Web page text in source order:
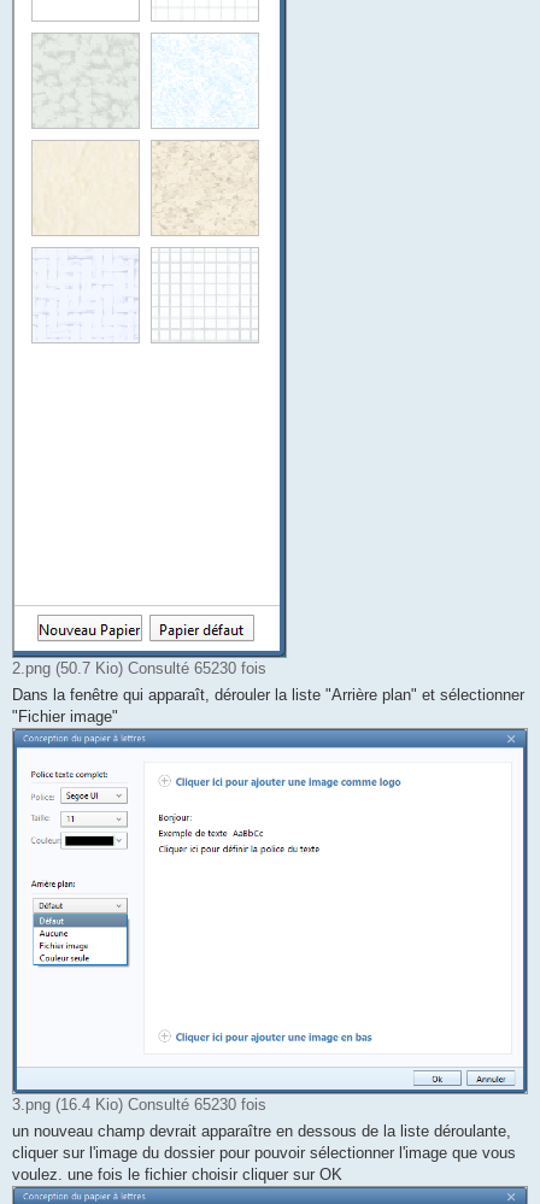
2.png (50.7 Kio) Consulté 65230 fois
Dans la fenêtre qui apparaît, dérouler la liste "Arrière plan" et sélectionner
"Fichier image"
3.png (16.4 Kio) Consulté 65230 fois
un nouveau champ devrait apparaître en dessous de la liste déroulante,
cliquer sur l'image du dossier pour pouvoir sélectionner l'image que vous
voulez. une fois le fichier choisir cliquer sur OK